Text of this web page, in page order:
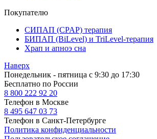
Покупателю
СИПАП (CPAP) терапия
БИПАП (BiLevel) и TriLevel-терапия
Храп и апноэ сна
Наверх
Понедельник - пятница с 9:30 до 17:30
Бесплатно по России
8 800 222 92 20
Телефон в Москве
8 495 647 03 73
Телефон в Санкт-Петербурге
Политика конфиденциальности